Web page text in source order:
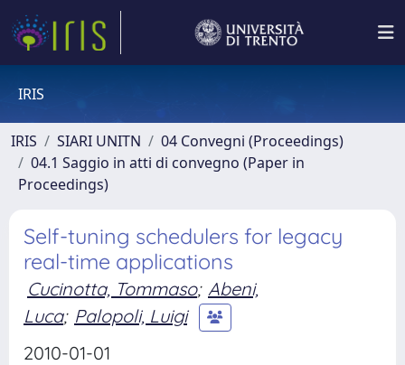
IRIS
IRIS SIARI UNITN
04 Convegni (Proceedings)
04.1 Saggio in atti di convegno (Paper in
Proceedings)
Self-tuning schedulers for legacy
real-time applications
Cucinotta, Tommaso; Abeni,
Luca; Palopoli, Luigi
2010-01-01